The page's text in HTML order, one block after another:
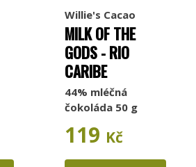
Willie's Cacao
MILK OF THE
GODS - RIO
CARIBE
44% mléčná
čokoláda 50 g
119 Kč